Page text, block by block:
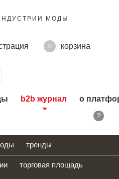
МОДЫ
0
корзина
b2b журнал о
?
тренды
торговая площадь